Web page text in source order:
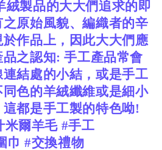
絨製品的大大們追求的即
原始風貌、編織者的辛
作品上，因此大大們應
之認知:手工產品常會
結處的小結，或是手工
色的羊絨纖維或是細小
都是手工製的特色呦!
米爾羊毛 #手工
巾 #交換禮物